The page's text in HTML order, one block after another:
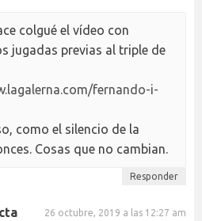
colgué el vídeo con
jugadas previas al triple de
fernando-i-
como el silencio de la
Cosas que no cambian.
Responder
26 octubre, 2019 a las 12:27 am